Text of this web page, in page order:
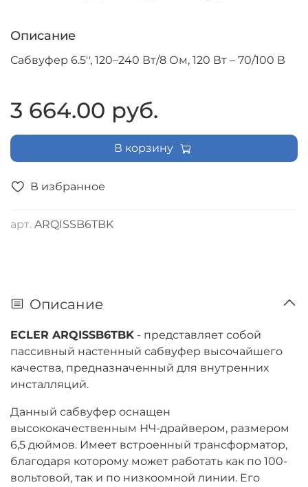
В избранное
арт. ARQISSB6TBK
Описание
Сабвуфер 6.5'', 120–240 Вт/8 Ом, 120 Вт – 70/100 В
3 664.00 руб.
В корзину
Описание
ECLER ARQISSB6TBK - представляет собой
пассивный настенный сабвуфер высочайшего
качества, предназначенный для внутренних
инсталляций.
Данный сабвуфер оснащен
высококачественным НЧ-драйвером, размером
6,5 дюймов. Имеет встроенный трансформатор,
благодаря которому может работать как по 100-
вольтовой, так и по низкоомной линии. Его